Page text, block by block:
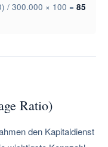
/ 300.000 × 100 = 85
Ratio)
den Kapitaldienst